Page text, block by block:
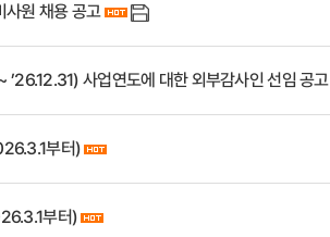
사원 채용 공고
’26.12.31) 사업연도에 대한 외부감사인 선임 공고
부터)
부터)